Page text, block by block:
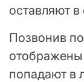
оставляют
Позвонив
попадают в